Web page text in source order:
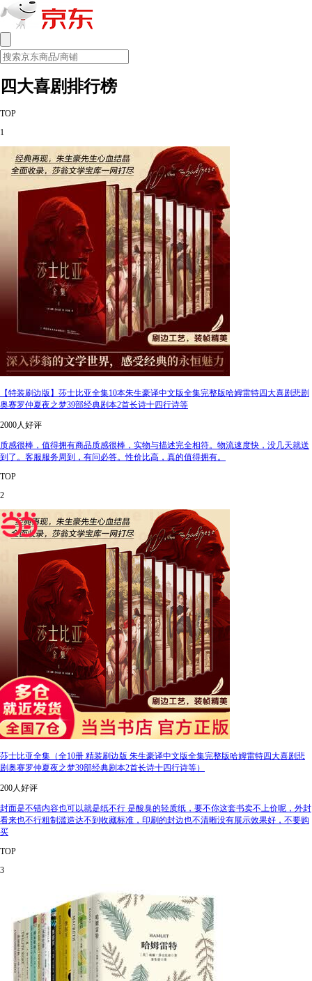
四大喜剧排行榜
TOP
1
【特装刷边版】莎士比亚全集10本朱生豪译中文版全集完整版哈姆雷特四大喜剧悲剧
奥赛罗仲夏夜之梦39部经典剧本2首长诗十四行诗等
2000人好评
质感很棒，值得拥有商品质感很棒，实物与描述完全相符。物流速度快，没几天就送
到了。客服服务周到，有问必答。性价比高，真的值得拥有。
TOP
2
莎士比亚全集（全10册 精装刷边版 朱生豪译中文版全集完整版哈姆雷特四大喜剧悲
剧奥赛罗仲夏夜之梦39部经典剧本2首长诗十四行诗等）
200人好评
封面是不错内容也可以就是纸不行 是酸臭的轻质纸，要不你这套书卖不上价呢，外封
看来也不行粗制滥造达不到收藏标准，印刷的封边也不清晰没有展示效果好，不要购
买
TOP
3